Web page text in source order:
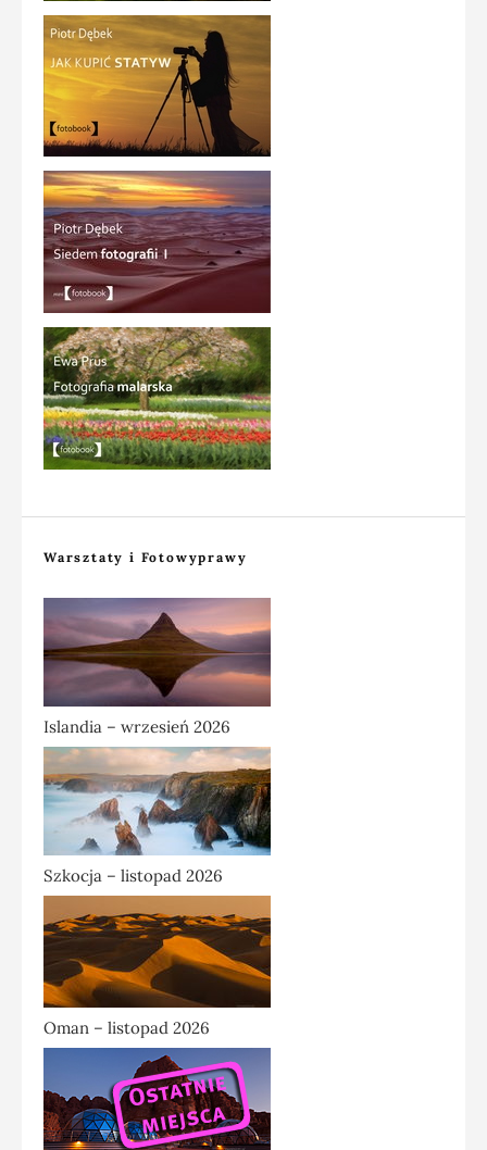
Warsztaty i Fotowyprawy
Islandia – wrzesień 2026
Szkocja – listopad 2026
Oman – listopad 2026